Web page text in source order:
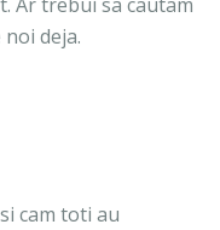
deja.
cam toti au